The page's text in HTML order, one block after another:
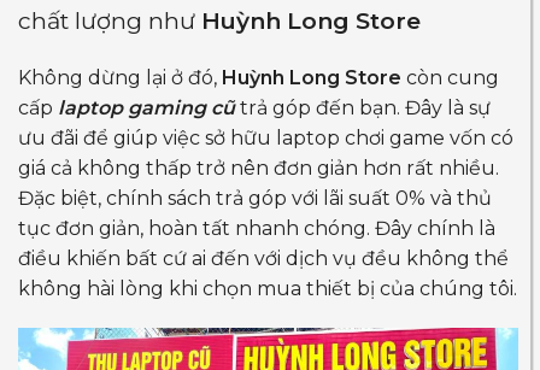
chất lượng như Huỳnh Long Store
Không dừng lại ở đó, Huỳnh Long Store còn cung
cấp laptop gaming cũtrả góp đến bạn. Đây là sự
ưu đãi để giúp việc sở hữu laptop chơi game vốn có
giá cả không thấp trở nên đơn giản hơn rất nhiều.
Đặc biệt, chính sách trả góp với lãi suất 0% và thủ
tục đơn giản, hoàn tất nhanh chóng. Đây chính là
điều khiến bất cứ ai đến với dịch vụ đều không thể
không hài lòng khi chọn mua thiết bị của chúng tôi.